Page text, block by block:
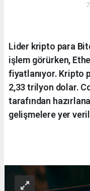
Lider kripto para
işlem görürken,
fiyatlanıyor. Kripto
2,33 trilyon dolar.
tarafından
gelişmelere yer